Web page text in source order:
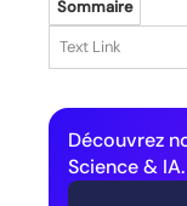
Sommaire
Text Link
Découvrez
Science & IA.